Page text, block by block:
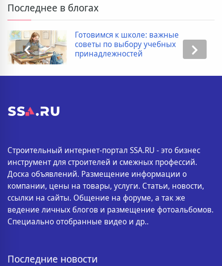
Последнее в блогах
Готовимся к школе: важные
советы по выбору учебных
принадлежностей
Строительный интернет-портал SSA.RU - это бизнес
инструмент для строителей и смежных профессий.
Доска объявлений. Размещение информации о
компании, цены на товары, услуги. Статьи, новости,
ссылки на сайты. Общение на форуме, а так же
ведение личных блогов и размещение фотоальбомов.
Специально отобранные видео и др..
Последние новости